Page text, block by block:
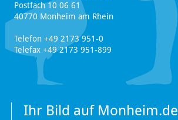
Postfach 10 06 61
40770 Monheim am Rhein
Telefon +49 2173 951-0
Telefax +49 2173 951-899
Ihr Bild auf Monheim.de